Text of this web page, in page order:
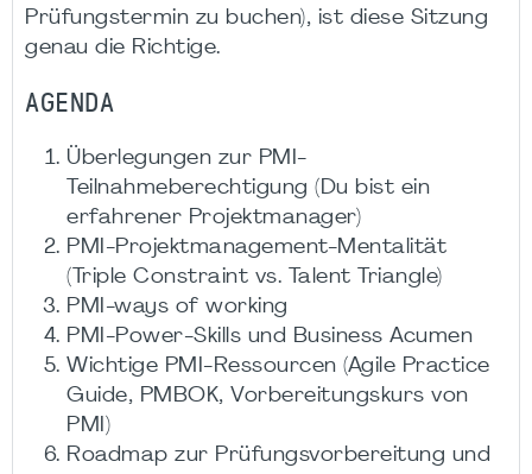
Prüfungstermin zu buchen), ist diese Sitzung
genau die Richtige.
AGENDA
Überlegungen zur PMI-
Teilnahmeberechtigung (Du bist ein
erfahrener Projektmanager)
PMI-Projektmanagement-Mentalität
(Triple Constraint vs. Talent Triangle)
PMI-ways of working
PMI-Power-Skills und Business Acumen
Wichtige PMI-Ressourcen (Agile Practice
Guide, PMBOK, Vorbereitungskurs von
PMI)
Roadmap zur Prüfungsvorbereitung und